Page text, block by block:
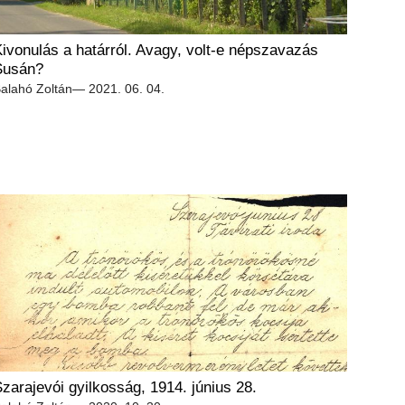
a határról. Avagy, volt-e népszavazás
Zoltán— 2021. 06. 04.
gyilkosság, 1914. június 28.